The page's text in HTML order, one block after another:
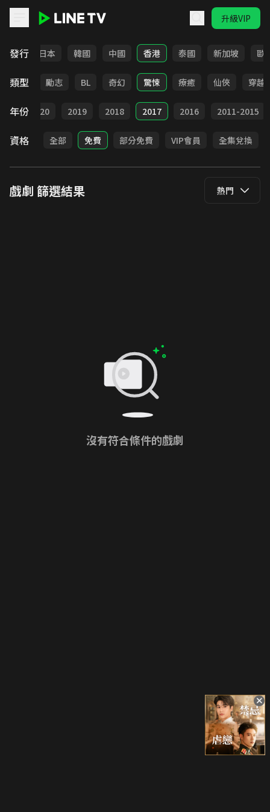
升級VIP
發行
台灣 日本 韓國 中國 香港 泰國 新加坡 歐
類型
喜劇 勵志 BL 奇幻 驚悚 療癒 仙俠 穿越
年份 2020 2019 2018 2017 2016 2011-2015
資格 全部 免費 部分免費 VIP會員 全集兌換
戲劇 篩選結果 熱門
沒有符合條件的戲劇